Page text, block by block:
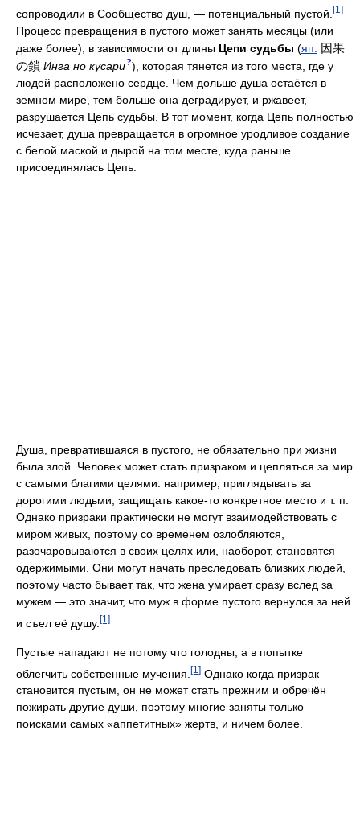
сопроводили в Сообщество душ, — потенциальный пустой. [1]
Процесс превращения в пустого может занять месяцы (или
даже более), в зависимости от длины Цепи судьбы (яп.
因果
の鎖 Инга но кусари?), которая тянется из того места, где у
людей расположено сердце. Чем дольше душа остаётся в
земном мире, тем больше она деградирует, и ржавеет,
разрушается Цепь судьбы. В тот момент, когда Цепь полностью
исчезает, душа превращается в огромное уродливое создание
с белой маской и дырой на том месте, куда раньше
присоединялась Цепь.
Душа, превратившаяся в пустого, не обязательно при жизни
была злой. Человек может стать призраком и цепляться за мир
с самыми благими целями: например, приглядывать за
дорогими людьми, защищать какое-то конкретное место и т. п.
Однако призраки практически не могут взаимодействовать с
миром живых, поэтому со временем озлобляются,
разочаровываются в своих целях или, наоборот, становятся
одержимыми. Они могут начать преследовать близких людей,
поэтому часто бывает так, что жена умирает сразу вслед за
мужем — это значит, что муж в форме пустого вернулся за ней
и съел её душу. [1]
Пустые нападают не потому что голодны, а в попытке
облегчить собственные мучения. [1] Однако когда призрак
становится пустым, он не может стать прежним и обречён
пожирать другие души, поэтому многие заняты только
поисками самых «аппетитных» жертв, и ничем более.